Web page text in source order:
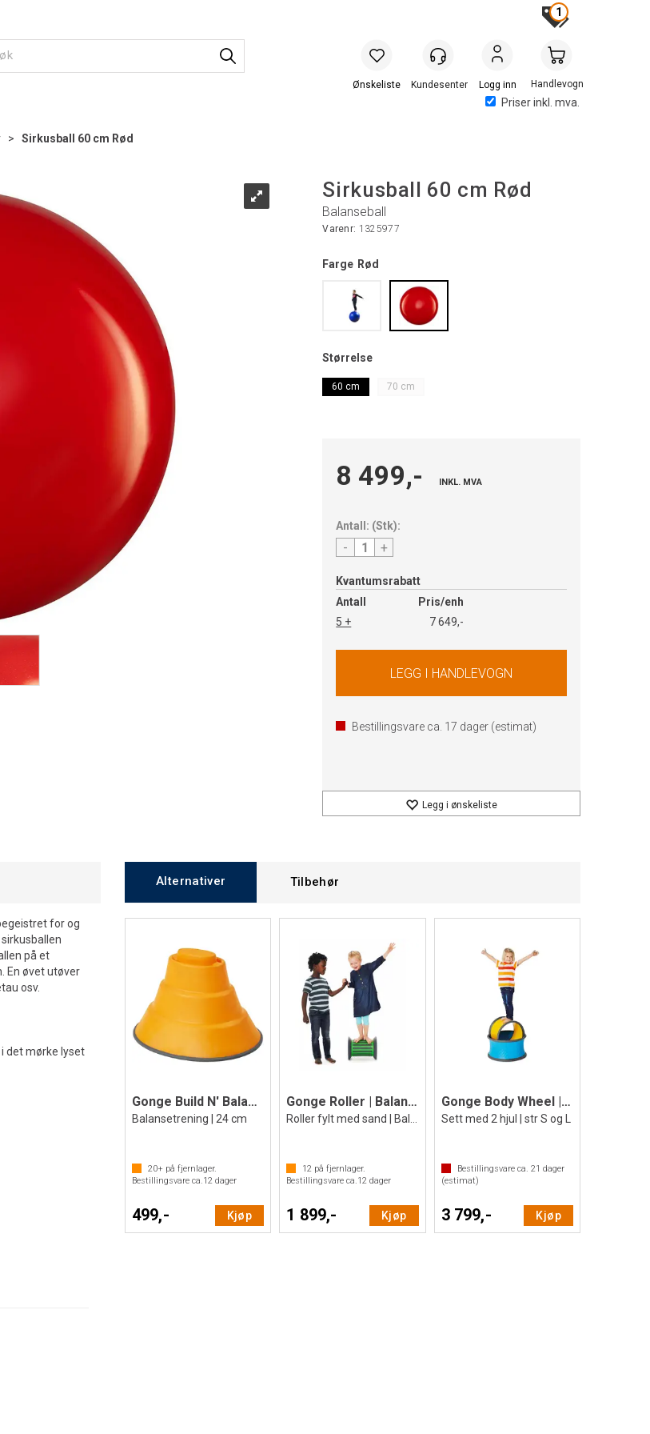
Priser inkl. mva.
Logg inn Handlevogn
1
> Sirkusball 60 cm Rød
Sirkusball 60 cm Rød
Balanseball
Varenr: 1325977
Farge Rød
Størrelse
60 cm 70 cm
8 499,- INKL. MVA
Antall: (Stk):
- +
Kvantumsrabatt
Antall
Pris/enh
5 +
7 649,-
Bestillingsvare ca. 17 dager (estimat)
Legg i ønskeliste
for og
på et
En øvet utøver
osv.
det mørke lyset
Alternativer Tilbehør
Gonge Build N' Balance | Søyle
Balansetrening | 24 cm
20+ på fjernlager.
Bestillingsvare ca.12 dager
499,- Kjøp
Gonge Roller | Balanserulle
12 på fjernlager.
Bestillingsvare ca.12 dager
1 899,- Kjøp
Gonge Body Wheel | Balansehjul Sett
Sett med 2 hjul | str S og L
Bestillingsvare ca. 21 dager
(estimat)
3 799,- Kjøp